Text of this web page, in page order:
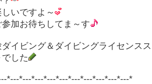
いですよ～
加お待ちしてま～す
イビング＆ダイビングライセンス
した
*---*---*---*---*---*---*---*---*---*---*